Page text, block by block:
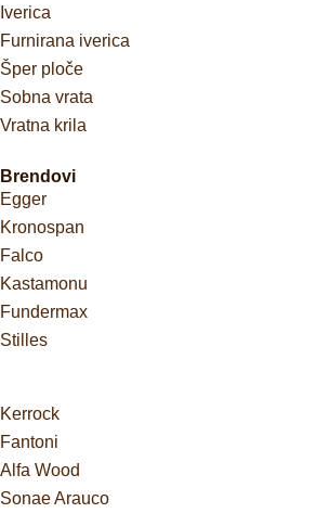
Iverica
Furnirana iverica
Šper ploče
Sobna vrata
Vratna krila
Brendovi
Egger
Kronospan
Falco
Kastamonu
Fundermax
Stilles
Kerrock
Fantoni
Alfa Wood
Sonae Arauco